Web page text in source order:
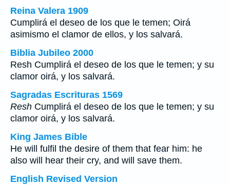
Reina Valera 1909
Cumplirá el deseo de los que le temen; Oirá
asimismo el clamor de ellos, y los salvará.
Biblia Jubileo 2000
Resh Cumplirá el deseo de los que le temen; y su
clamor oirá, y los salvará.
Sagradas Escrituras 1569
Resh Cumplirá el deseo de los que le temen; y su
clamor oirá, y los salvará.
King James Bible
He will fulfil the desire of them that fear him: he
also will hear their cry, and will save them.
English Revised Version